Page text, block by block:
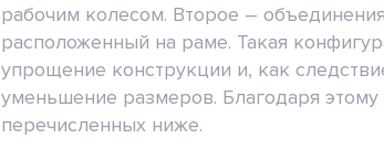
рабочим колесом. Второе –
расположенный на раме. Такая
упрощение конструкции и, как
уменьшение размеров. Благодаря
перечисленных ниже.